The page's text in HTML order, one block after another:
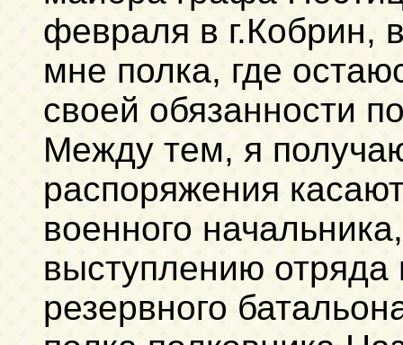
февраля в г.Кобрин,
мне полка, где
своей обязанности
Между тем, я
распоряжения
военного
выступлению
резервного